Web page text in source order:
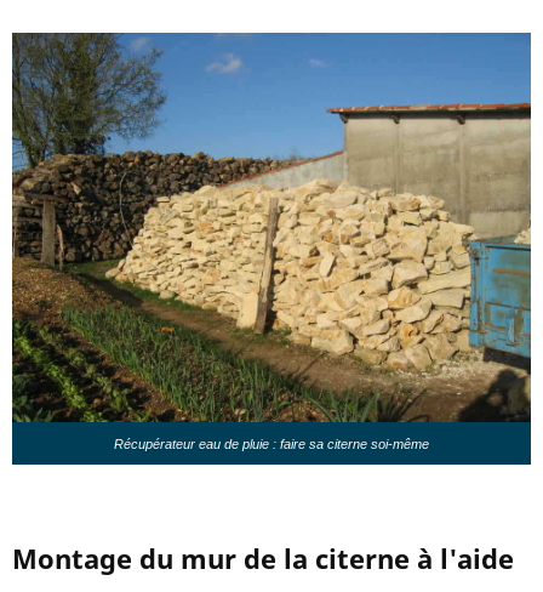
Récupérateur eau de pluie : faire sa citerne soi-même
Montage du mur de la citerne à l'aide